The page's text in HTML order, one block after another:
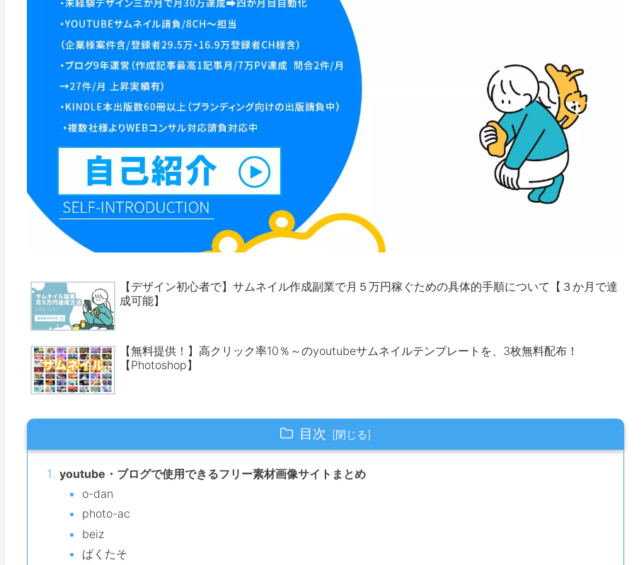
【デザイン初心者で】サムネイル作成副業で月５万円稼ぐための具体的手順について【３か月で達
成可能】
【無料提供！】高クリック率10％～のyoutubeサムネイルテンプレートを、3枚無料配布！
【Photoshop】
目次
youtube・ブログで使用できるフリー素材画像サイトまとめ
o-dan
photo-ac
beiz
ぱくたそ